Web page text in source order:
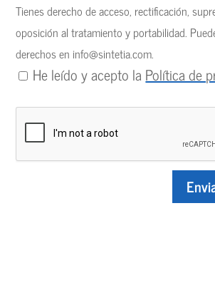
Tienes derecho de acceso, rectificación,
oposición al tratamiento y portabilidad.
derechos en info@sintetia.com.
He leído y acepto la Política de